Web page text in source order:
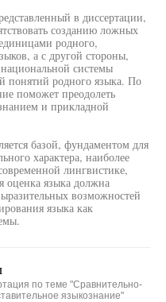
в диссертации,
созданию ложных
родного,
а с другой стороны,
системы
понятий родного языка. По
поможет преодолеть
и прикладной
базой, фундаментом для
характера, наиболее
лингвистике,
оценка языка должна
возможностей
языка как
по теме "Сравнительно-
языкознание"